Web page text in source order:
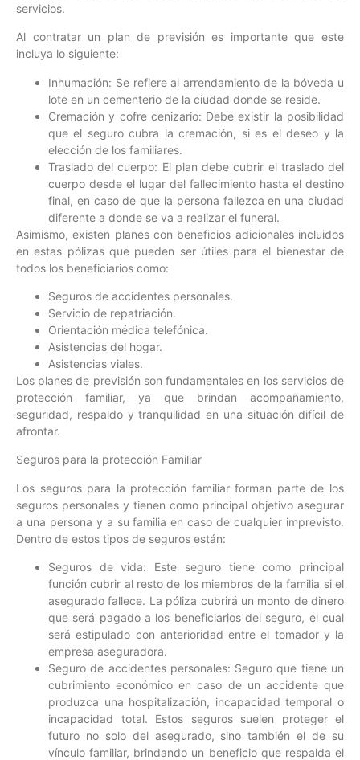
servicios.
Al contratar un plan de previsión es importante que este
incluya lo siguiente:
Inhumación: Se refiere al arrendamiento de la bóveda u
lote en un cementerio de la ciudad donde se reside.
Cremación y cofre cenizario: Debe existir la posibilidad
que el seguro cubra la cremación, si es el deseo y la
elección de los familiares.
Traslado del cuerpo: El plan debe cubrir el traslado del
cuerpo desde el lugar del fallecimiento hasta el destino
final, en caso de que la persona fallezca en una ciudad
diferente a donde se va a realizar el funeral.
Asimismo, existen planes con beneficios adicionales incluidos
en estas pólizas que pueden ser útiles para el bienestar de
todos los beneficiarios como:
Seguros de accidentes personales.
Servicio de repatriación.
Orientación médica telefónica.
Asistencias del hogar.
Asistencias viales.
Los planes de previsión son fundamentales en los servicios de
protección familiar, ya que brindan acompañamiento,
seguridad, respaldo y tranquilidad en una situación difícil de
afrontar.
Seguros para la protección Familiar
Los seguros para la protección familiar forman parte de los
seguros personales y tienen como principal objetivo asegurar
a una persona y a su familia en caso de cualquier imprevisto.
Dentro de estos tipos de seguros están:
Seguros de vida: Este seguro tiene como principal
función cubrir al resto de los miembros de la familia si el
asegurado fallece. La póliza cubrirá un monto de dinero
que será pagado a los beneficiarios del seguro, el cual
será estipulado con anterioridad entre el tomador y la
empresa aseguradora.
Seguro de accidentes personales: Seguro que tiene un
cubrimiento económico en caso de un accidente que
produzca una hospitalización, incapacidad temporal o
incapacidad total. Estos seguros suelen proteger el
futuro no solo del asegurado, sino también el de su
vínculo familiar, brindando un beneficio que respalda el